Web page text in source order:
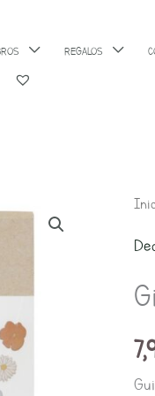
REGALOS